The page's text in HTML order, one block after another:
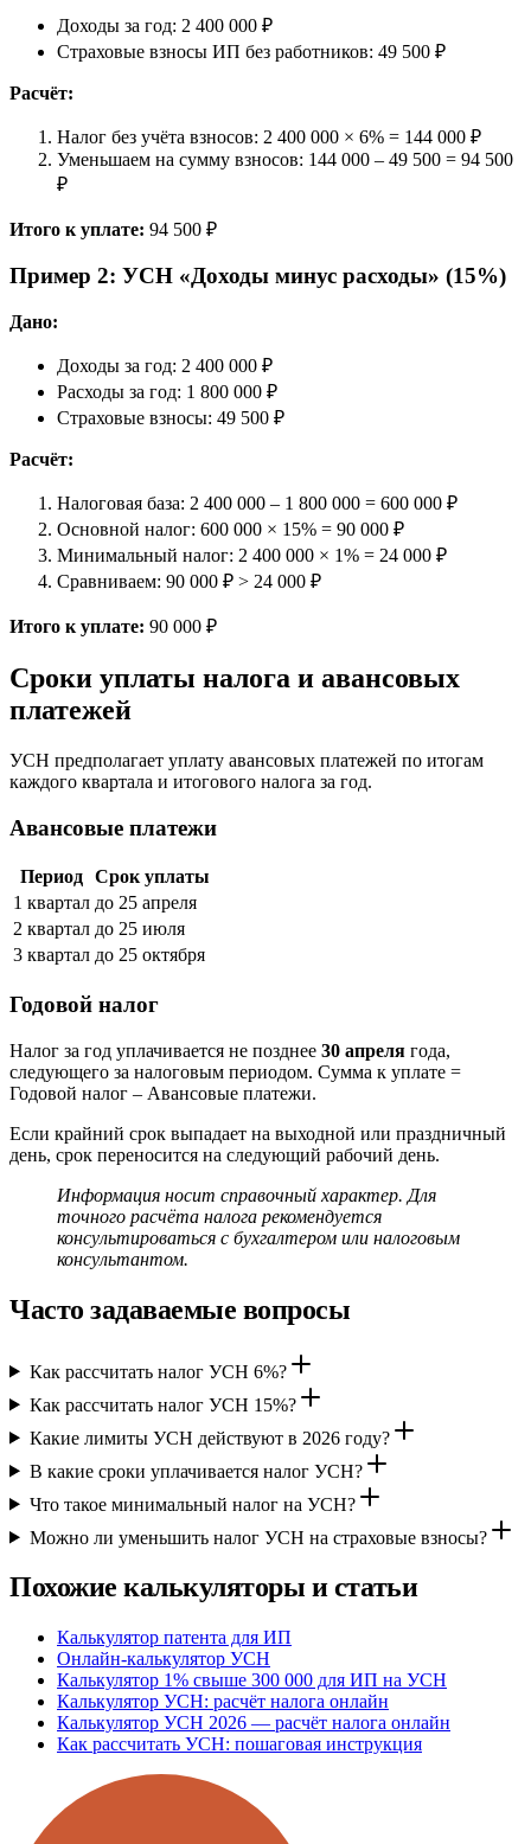
Доходы за год: 2 400 000 ₽
Страховые взносы ИП без работников: 49 500 ₽
Расчёт:
Налог без учёта взносов: 2 400 000 × 6% = 144 000 ₽
Уменьшаем на сумму взносов: 144 000 – 49 500 = 94 500
₽
Итого к уплате: 94 500 ₽
Пример 2: УСН «Доходы минус расходы» (15%)
Дано:
Доходы за год: 2 400 000 ₽
Расходы за год: 1 800 000 ₽
Страховые взносы: 49 500 ₽
Расчёт:
Налоговая база: 2 400 000 – 1 800 000 = 600 000 ₽
Основной налог: 600 000 × 15% = 90 000 ₽
Минимальный налог: 2 400 000 × 1% = 24 000 ₽
Сравниваем: 90 000 ₽ > 24 000 ₽
Итого к уплате: 90 000 ₽
Сроки уплаты налога и авансовых
платежей
УСН предполагает уплату авансовых платежей по итогам
каждого квартала и итогового налога за год.
Авансовые платежи
Период Срок уплаты
1 квартал до 25 апреля
2 квартал до 25 июля
3 квартал до 25 октября
Годовой налог
Налог за год уплачивается не позднее 30 апреля года,
следующего за налоговым периодом. Сумма к уплате =
Годовой налог – Авансовые платежи.
Если крайний срок выпадает на выходной или праздничный
день, срок переносится на следующий рабочий день.
Информация носит справочный характер. Для
точного расчёта налога рекомендуется
консультироваться с бухгалтером или налоговым
консультантом.
Часто задаваемые вопросы
Как рассчитать налог УСН 6%?
Как рассчитать налог УСН 15%?
Какие лимиты УСН действуют в 2026 году?
В какие сроки уплачивается налог УСН?
Что такое минимальный налог на УСН?
Можно ли уменьшить налог УСН на страховые взносы?
Похожие калькуляторы и статьи
Калькулятор патента для ИП
Онлайн-калькулятор УСН
Калькулятор 1% свыше 300 000 для ИП на УСН
Калькулятор УСН: расчёт налога онлайн
Калькулятор УСН 2026 — расчёт налога онлайн
Как рассчитать УСН: пошаговая инструкция